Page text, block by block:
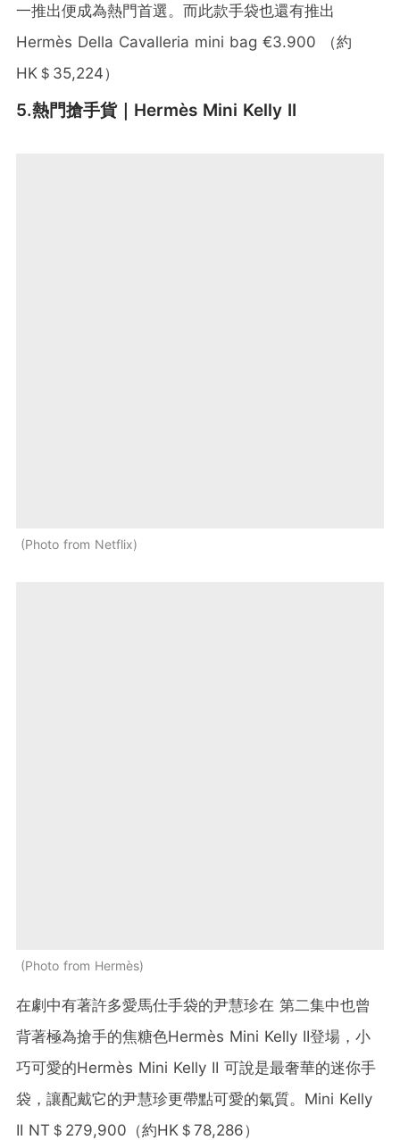
一推出便成為熱門首選。而此款手袋也還有推出
Hermès Della Cavalleria mini bag €3.900 （約
HK＄35,224）
5.熱門搶手貨｜Hermès Mini Kelly II
Photo from Netflix
Photo from Hermès
在劇中有著許多愛馬仕手袋的尹慧珍在 第二集中也曾
背著極為搶手的焦糖色Hermès Mini Kelly II登場，小
巧可愛的Hermès Mini Kelly II 可說是最奢華的迷你手
袋，讓配戴它的尹慧珍更帶點可愛的氣質。Mini Kelly
II NT＄279,900（約HK＄78,286）